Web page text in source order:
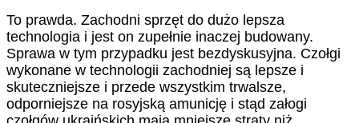
To prawda. Zachodni sprzęt do dużo lepsza
technologia i jest on zupełnie inaczej budowany.
Sprawa w tym przypadku jest bezdyskusyjna. Czołgi
wykonane w technologii zachodniej są lepsze i
skuteczniejsze i przede wszystkim trwalsze,
odporniejsze na rosyjską amunicję i stąd załogi